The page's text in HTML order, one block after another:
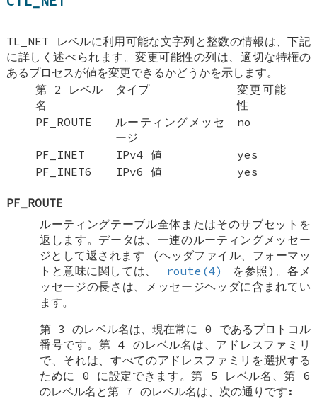
TL_NET レベルに利用可能な文字列と整数の情報は、下記
に詳しく述べられます。変更可能性の列は、適切な特権の
あるプロセスが値を変更できるかどうかを示します。
第 2 レベル
名
タイプ
変更可能
性
PF_ROUTE
ルーティングメッセ
ージ
no
PF_INET IPv4 値
yes
PF_INET6
IPv6 値 yes
PF_ROUTE
ルーティングテーブル全体またはそのサブセットを
返します。データは、一連のルーティングメッセー
ジとして返されます (ヘッダファイル、フォーマッ
トと意味に関しては、
route(4)
を参照)。各メ
ッセージの長さは、メッセージヘッダに含まれてい
ます。
第 3 のレベル名は、現在常に 0 であるプロトコル
番号です。第 4 のレベル名は、アドレスファミリ
で、それは、すべてのアドレスファミリを選択する
ために 0 に設定できます。第 5 レベル名、第 6
のレベル名と第 7 のレベル名は、次の通りです: